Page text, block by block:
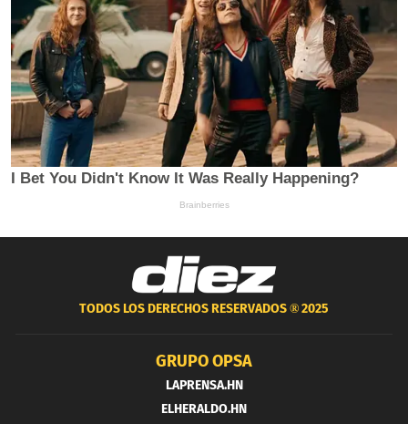
TODOS LOS DERECHOS RESERVADOS ®2025
GRUPO OPSA
LAPRENSA.HN
ELHERALDO.HN